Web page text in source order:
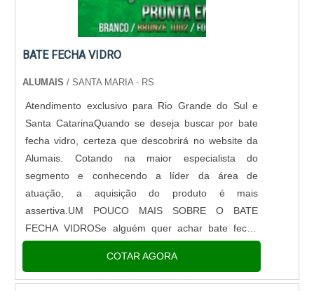
BATE FECHA VIDRO
ALUMAIS / SANTA MARIA - RS
Atendimento exclusivo para Rio Grande do Sul e
Santa CatarinaQuando se deseja buscar por bate
fecha vidro, certeza que descobrirá no website da
Alumais. Cotando na maior especialista do
segmento e conhecendo a líder da área de
atuação, a aquisição do produto é mais
assertiva.UM POUCO MAIS SOBRE O BATE
FECHA VIDROSe alguém quer achar bate fecha
Alumais. Especializada em tubo de alumínio e bate
fecha, a companhia visa sempre a qualidade final
COTAR AGORA